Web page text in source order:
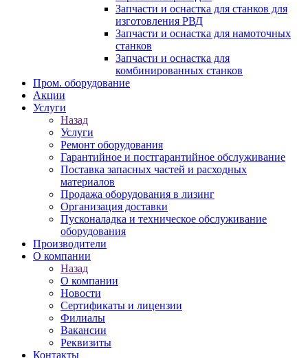
Запчасти и оснастка для станков для
изготовления РВД
Запчасти и оснастка для намоточных
станков
Запчасти и оснастка для
комбинированных станков
Пром. оборудование
Акции
Услуги
Назад
Услуги
Ремонт оборудования
Гарантийное и постгарантийное обслуживание
Поставка запасных частей и расходных
материалов
Продажа оборудования в лизинг
Организация доставки
Пусконаладка и техническое обслуживание
оборудования
Производители
О компании
Назад
О компании
Новости
Сертификаты и лицензии
Филиалы
Вакансии
Реквизиты
Контакты